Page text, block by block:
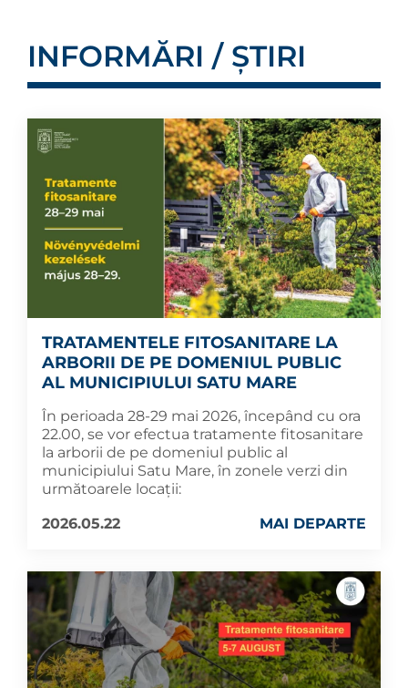
INFORMĂRI / ȘTIRI
TRATAMENTELE FITOSANITARE LA
ARBORII DE PE DOMENIUL PUBLIC
AL MUNICIPIULUI SATU MARE
În perioada 28-29 mai 2026, începând cu ora
22.00, se vor efectua tratamente fitosanitare
la arborii de pe domeniul public al
municipiului Satu Mare, în zonele verzi din
următoarele locații:
2026.05.22
MAI DEPARTE